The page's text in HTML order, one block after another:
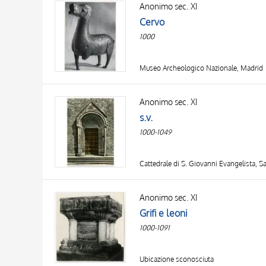
AUTHOR
OBJECT
LOCATION
DATE
20 RESULTS
Anonimo sec. XI
Cervo
1000
Museo Archeologico Nazionale, Madrid
Anonimo sec. XI
s.v.
1000-1049
Cattedrale di S. Giovanni Evangelista,
Anonimo sec. XI
Grifi e leoni
1000-1091
Ubicazione sconosciuta